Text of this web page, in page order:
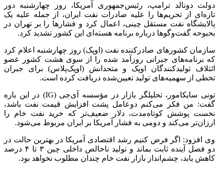
دولت دونالد ترامپ، رئیس‌جمهوری آمریکا، روز چهارشنبه دور
تازه‌ای از تحریم‌ها را علیه صادرات نفت ایران، از جمله علیه یک
پالایشگاه نفت مستقل چینی، اعمال کرد و فشارها را بر تهران در
بحبوحه گفت‌وگوها درباره برنامه هسته‌ای این کشور تشدید کرد.
سازمان کشورهای صادرکننده نفت (اوپک) روز چهارشنبه اعلام کرد
که برنامه‌های جبرانی روزآمد شده را از سوی هشت کشور عضو
ائتلاف تولیدکنندگان اوپک و متحدانش (اوپک‌پلاس) برای جبران
تخطی از سهمیه‌های تولید تعیین‌شده دریافت کرده است.
تونی سایکامور، تحلیلگر بازار در مؤسسه آی‌جی (IG) در این باره
گفت: من فکر می‌کنم دوعامل پشت افزایش قیمت نفت باشد،
نخست پوشش کوتاه‌مدت، دلار ضعیف‌تر که خرید نفت خام را
ارزان‌تر می‌کند و دومی به فشار آمریکا بر ایران مربوط می‌شود.
وی افزود: اگر فرض کنیم رشد اقتصادی آمریکا در بهترین حالت در
دو فصل آینده ثابت بماند و تولید ناخالص داخلی چین ۳ تا ۴ درصد
کاهش یابد، چشم‌انداز بازار نفت خام چندان مطلوب نخواهد بود.